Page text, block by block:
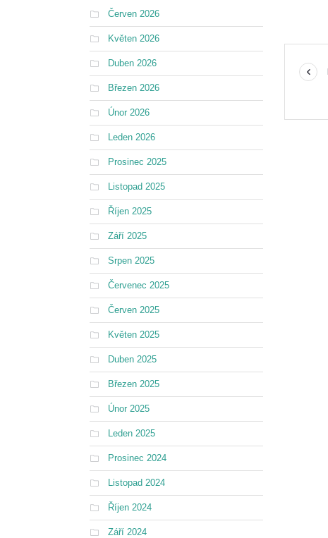
Červen 2026
Květen 2026
Duben 2026
Březen 2026
Únor 2026
Leden 2026
Prosinec 2025
Listopad 2025
Říjen 2025
Září 2025
Srpen 2025
Červenec 2025
Červen 2025
Květen 2025
Duben 2025
Březen 2025
Únor 2025
Leden 2025
Prosinec 2024
Listopad 2024
Říjen 2024
Září 2024